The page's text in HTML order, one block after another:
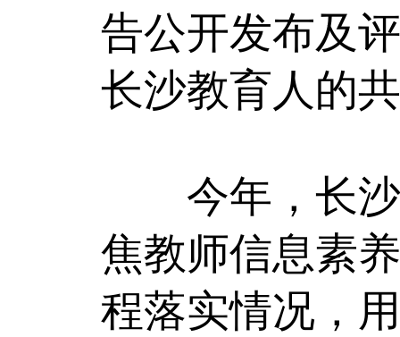
告公开发布及
长沙教育人的
今年，长沙
焦教师信息素
程落实情况，